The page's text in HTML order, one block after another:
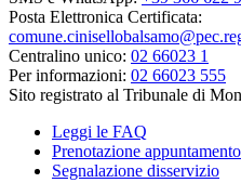
Posta Elettronica Certificata:
Centralino unico: 02 66023 1
Per informazioni: 02 66023 555
Sito registrato al Tribunale di
Leggi le FAQ
Prenotazione appuntamento
Segnalazione disservizio